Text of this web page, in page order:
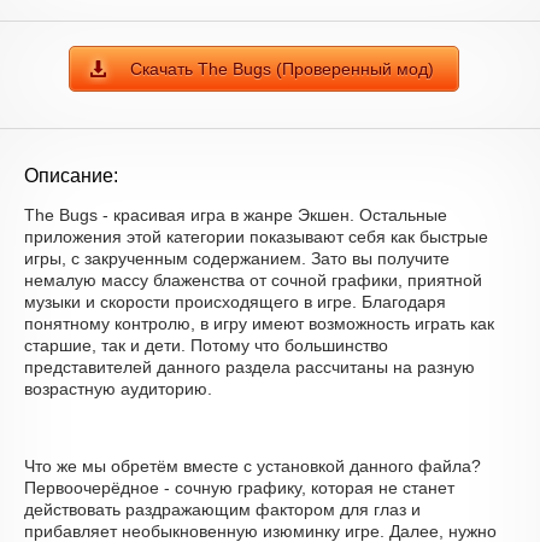
Скачать The Bugs (Проверенный мод)
Описание:
The Bugs - красивая игра в жанре Экшен. Остальные
приложения этой категории показывают себя как быстрые
игры, с закрученным содержанием. Зато вы получите
немалую массу блаженства от сочной графики, приятной
музыки и скорости происходящего в игре. Благодаря
понятному контролю, в игру имеют возможность играть как
старшие, так и дети. Потому что большинство
представителей данного раздела рассчитаны на разную
возрастную аудиторию.
Что же мы обретём вместе с установкой данного файла?
Первоочерёдное - сочную графику, которая не станет
действовать раздражающим фактором для глаз и
прибавляет необыкновенную изюминку игре. Далее, нужно